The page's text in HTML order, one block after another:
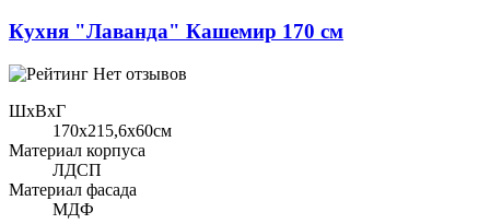
Кухня "Лаванда" Кашемир 170 см
Нет отзывов
ШхВхГ
170x215,6х60см
Материал корпуса
ЛДСП
Материал фасада
МДФ